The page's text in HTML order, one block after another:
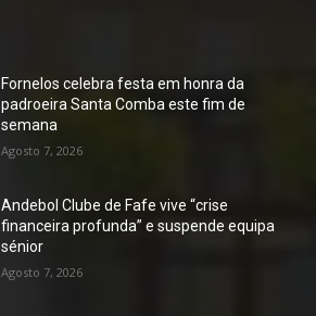
Fornelos celebra festa em honra da
padroeira Santa Comba este fim de
semana
Agosto 7, 2026
Andebol Clube de Fafe vive “crise
financeira profunda” e suspende equipa
sénior
Agosto 7, 2026